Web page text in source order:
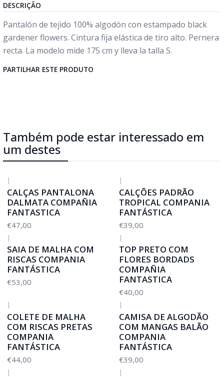
DESCRIÇÃO
Pantalón de tejido 100% algodón con estampado black
gardener flowers. Cintura fija elástica de tiro alto. Pernera
recta. La modelo mide 175 cm y lleva la talla S.
PARTILHAR ESTE PRODUTO
Também pode estar interessado em
um destes
|
CALÇAS PANTALONA
DALMATA COMPAÑIA
FANTASTICA
€47,00
|
CALÇÕES PADRÃO
TROPICAL COMPANIA
FANTÁSTICA
€39,00
|
SAIA DE MALHA COM
RISCAS COMPANIA
FANTÁSTICA
€53,00
|
TOP PRETO COM
FLORES BORDADS
COMPAÑIA
FANTASTICA
€40,00
|
COLETE DE MALHA
COM RISCAS PRETAS
COMPANIA
FANTÁSTICA
€44,00
|
CAMISA DE ALGODÃO
COM MANGAS BALÃO
COMPANIA
FANTÁSTICA
€39,00
| |